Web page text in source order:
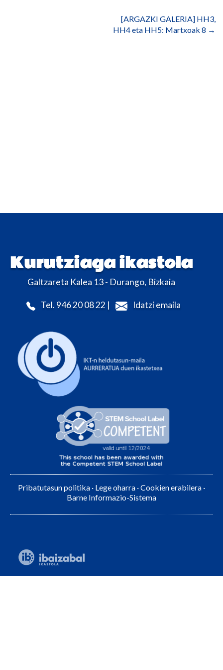
[ARGAZKI GALERIA] HH3,
HH4 eta HH5: Martxoak 8 →
Kurutziaga ikastola
Galtzareta Kalea 13 - Durango, Bizkaia
Tel. 946 20 08 22 | Idatzi emaila
Pribatutasun politika · Lege oharra ·Cookien erabilera ·
Barne Informazio-Sistema